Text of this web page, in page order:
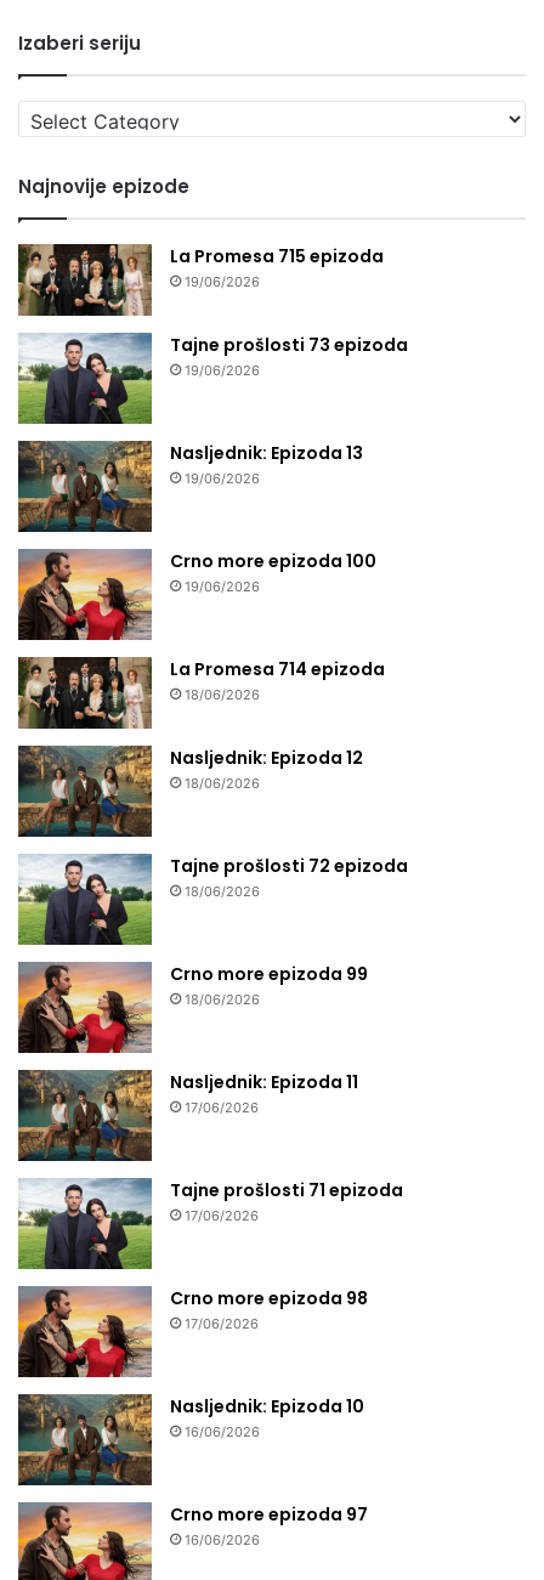
Izaberi seriju
Izaberi
seriju
Najnovije epizode
La Promesa 715 epizoda
19/06/2026
Tajne prošlosti 73 epizoda
19/06/2026
Nasljednik: Epizoda 13
19/06/2026
Crno more epizoda 100
19/06/2026
La Promesa 714 epizoda
18/06/2026
Nasljednik: Epizoda 12
18/06/2026
Tajne prošlosti 72 epizoda
18/06/2026
Crno more epizoda 99
18/06/2026
Nasljednik: Epizoda 11
17/06/2026
Tajne prošlosti 71 epizoda
17/06/2026
Crno more epizoda 98
17/06/2026
Nasljednik: Epizoda 10
16/06/2026
Crno more epizoda 97
16/06/2026